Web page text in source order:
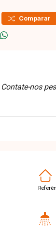
Comparar
nos